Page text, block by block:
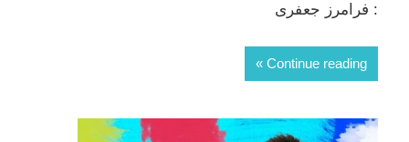
: فرامرز جعفری
Continue reading